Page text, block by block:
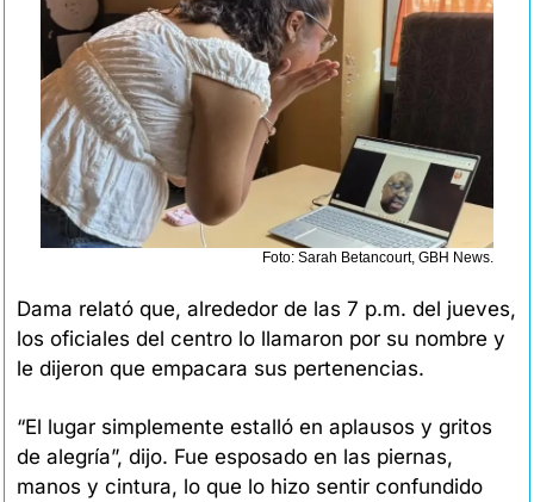
Foto: Sarah Betancourt, GBH News.
Dama relató que, alrededor de las 7 p.m. del jueves,
los oficiales del centro lo llamaron por su nombre y
le dijeron que empacara sus pertenencias.
“El lugar simplemente estalló en aplausos y gritos
de alegría”, dijo. Fue esposado en las piernas,
manos y cintura, lo que lo hizo sentir confundido